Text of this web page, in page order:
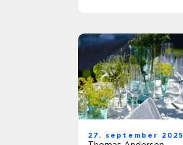
27. september 2025